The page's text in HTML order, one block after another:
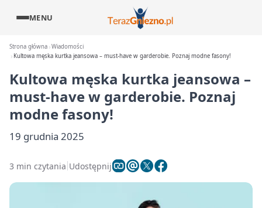
MENU
Strona główna Wiadomości
Kultowa męska kurtka jeansowa – must-have w garderobie. Poznaj modne fasony!
Kultowa męska kurtka jeansowa –
must-have w garderobie. Poznaj
modne fasony!
19 grudnia 2025
3 min czytania Udostępnij